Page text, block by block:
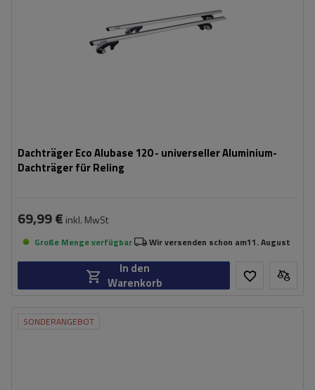
Dachträger Eco Alubase 120 - universeller Aluminium-
Dachträger für Reling
69,99 € inkl. MwSt
Große Menge verfügbar Wir versenden schon am11. August
In den
Warenkorb
SONDERANGEBOT